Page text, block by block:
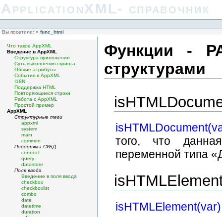
ApplicationXML- справочник
Вы посетили: » func_html
Что такое AppXML
Введение в AppXML
Структура приложения
Суть выполнения скрипта
Общие атрибуты
События в AppXML
I18N
Поддержка HTML
Повторяющиеся строки
Работа с AppXML
Простой пример
AppXML
Структурные теги
appxml
system
main
common
Поддержка СУБД
connect
query
datastore
Поля ввода
Введение в поля ввода
checkbox
checkboxlist
combo
date
datetime
duration
Функции -
структурами
того, что
переменной типа
isHTMLElement(var)